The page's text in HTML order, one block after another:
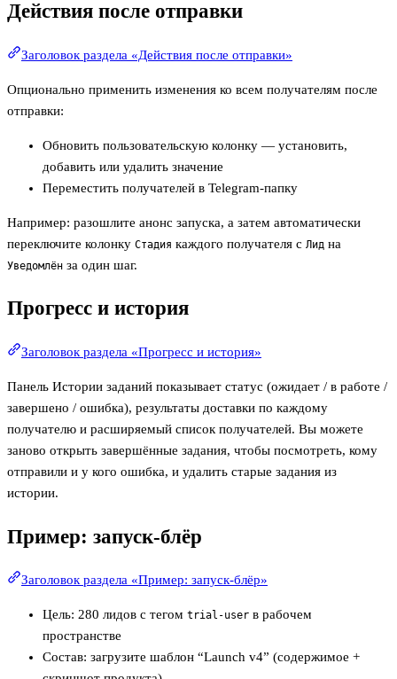
Действия после отправки
Заголовок раздела «Действия после отправки»
Опционально применить изменения ко всем получателям после
отправки:
Обновить пользовательскую колонку — установить,
добавить или удалить значение
Переместить получателей в Telegram-папку
Например: разошлите анонс запуска, а затем автоматически
переключите колонку Стадия каждого получателя с Лид на
Уведомлён за один шаг.
Прогресс и история
Заголовок раздела «Прогресс и история»
Панель Истории заданий показывает статус (ожидает / в работе /
завершено / ошибка), результаты доставки по каждому
получателю и расширяемый список получателей. Вы можете
заново открыть завершённые задания, чтобы посмотреть, кому
отправили и у кого ошибка, и удалить старые задания из
истории.
Пример: запуск-блёр
Заголовок раздела «Пример: запуск-блёр»
Цель: 280 лидов с тегом trial-user в рабочем
пространстве
Состав: загрузите шаблон “Launch v4” (содержимое +